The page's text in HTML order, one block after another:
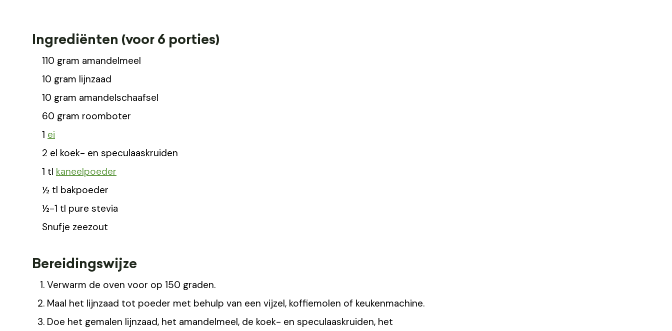
Ingrediënten (voor 6 porties)
110 gram amandelmeel
10 gram lijnzaad
10 gram amandelschaafsel
60 gram roomboter
1 ei
2 el koek- en speculaaskruiden
1 tl kaneelpoeder
½ tl bakpoeder
½-1 tl pure stevia
Snufje zeezout
Bereidingswijze
Verwarm de oven voor op 150 graden.
Maal het lijnzaad tot poeder met behulp van een vijzel, koffiemolen of keukenmachine.
Doe het gemalen lijnzaad, het amandelmeel, de koek- en speculaaskruiden, het